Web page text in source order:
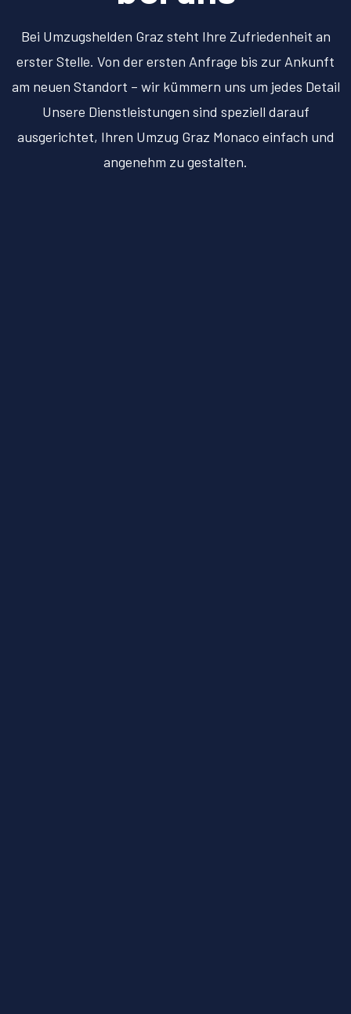
Bei Umzugshelden Graz steht Ihre Zufriedenheit an
erster Stelle. Von der ersten Anfrage bis zur Ankunft
am neuen Standort – wir kümmern uns um jedes Detail
Unsere Dienstleistungen sind speziell darauf
ausgerichtet, Ihren Umzug Graz Monaco einfach und
angenehm zu gestalten.